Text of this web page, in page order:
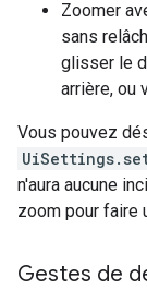
Zoomer
sans
glisser le
arrière, ou
Vous pouvez
n'aura aucune
zoom pour faire
Gestes de